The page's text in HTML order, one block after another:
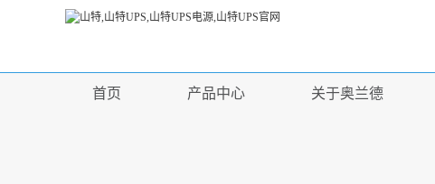
首页 产品中心 关于奥兰德